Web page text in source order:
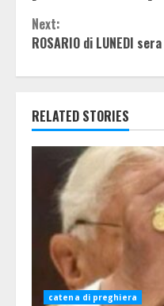
Next:
ROSARIO di LUNEDI
RELATED STORIES
catena di preghiera